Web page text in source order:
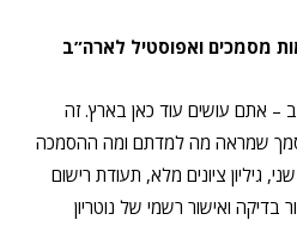
– אתם עושים עוד כאן בארץ. זה
שמראה מה למדתם ומה ההסמכה
גיליון ציונים מלא, תעודת רישום
ואישור רשמי של נוטריון